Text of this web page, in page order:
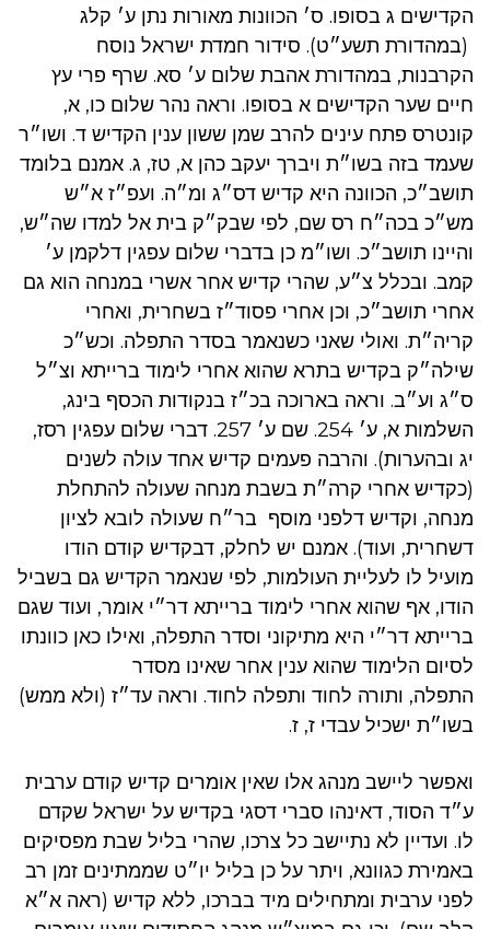
הקדישים ג בסופו. ס׳ הכוונות מאורות נתן ע׳ קלג
(במהדורת תשע״ט). סידור חמדת ישראל נוסח
הקרבנות, במהדורת אהבת שלום ע׳ סא. שרף פרי עץ
חיים שער הקדישים א בסופו. וראה נהר שלום כו, א,
קונטרס פתח עינים להרב שמן ששון ענין הקדיש ד. ושו״ר
שעמד בזה בשו״ת ויברך יעקב כהן א, טז, ג. אמנם בלומד
תושב״כ, הכוונה היא קדיש דס״ג ומ״ה. ועפ״ז א״ש
מש״כ בכה״ח רס שם, לפי שבק״ק בית אל למדו שה״ש,
והיינו תושב״כ. ושו״מ כן בדברי שלום עפגין דלקמן ע׳
קמב. ובכלל צ״ע, שהרי קדיש אחר אשרי במנחה הוא גם
אחרי תושב״כ, וכן אחרי פסוד״ז בשחרית, ואחרי
קריה״ת. ואולי שאני כשנאמר בסדר התפלה. וכש״כ
שילה״ק בקדיש בתרא שהוא אחרי לימוד ברייתא וצ״ל
ס״ג וע״ב. וראה בארוכה בכ״ז בנקודות הכסף בינג,
השלמות א, ע׳ 254. שם ע׳ 257. דברי שלום עפגין רסז,
יג ובהערות). והרבה פעמים קדיש אחד עולה לשנים
(כקדיש אחרי קרה״ת בשבת מנחה שעולה להתחלת
מנחה, וקדיש דלפני מוסף בר״ח שעולה לובא לציון
דשחרית, ועוד). אמנם יש לחלק, דבקדיש קודם הודו
מועיל לו לעליית העולמות, לפי שנאמר הקדיש גם בשביל
הודו, אף שהוא אחרי לימוד ברייתא דר״י אומר, ועוד שגם
ברייתא דר״י היא מתיקוני וסדר התפלה, ואילו כאן כוונתו
לסיום הלימוד שהוא ענין אחר שאינו מסדר
התפלה, ותורה לחוד ותפלה לחוד. וראה עד״ז (ולא ממש)
בשו״ת ישכיל עבדי ז, ז.
ואפשר ליישב מנהג אלו שאין אומרים קדיש קודם ערבית
ע״ד הסוד, דאינהו סברי דסגי בקדיש על ישראל שקדם
לו. ועדיין לא נתיישב כל צרכו, שהרי בליל שבת מפסיקים
באמירת כגוונא, ויתר על כן בליל יו״ט שממתינים זמן רב
לפני ערבית ומתחילים מיד בברכו, ללא קדיש (ראה א״א